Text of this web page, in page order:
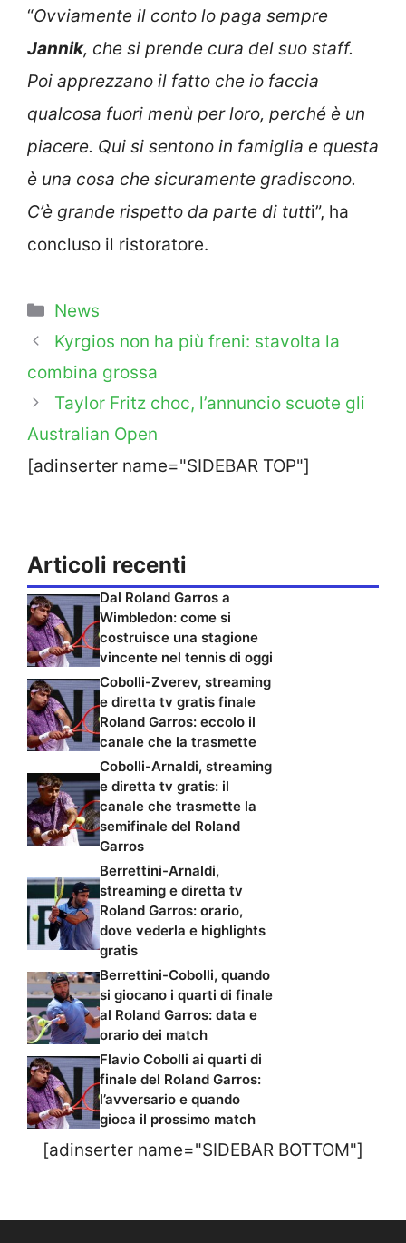
“Ovviamente il conto lo paga sempre
Jannik, che si prende cura del suo staff.
Poi apprezzano il fatto che io faccia
qualcosa fuori menù per loro, perché è un
piacere. Qui si sentono in famiglia e questa
è una cosa che sicuramente gradiscono.
C’è grande rispetto da parte di tutti”, ha
concluso il ristoratore.
Categorie
News
Kyrgios non ha più freni: stavolta la
combina grossa
Taylor Fritz choc, l’annuncio scuote gli
Australian Open
[adinserter name="SIDEBAR TOP"]
Articoli recenti
Dal Roland Garros a
Wimbledon: come si
costruisce una stagione
vincente nel tennis di oggi
Cobolli-Zverev, streaming
e diretta tv gratis finale
Roland Garros: eccolo il
canale che la trasmette
Cobolli-Arnaldi, streaming
e diretta tv gratis: il
canale che trasmette la
semifinale del Roland
Garros
Berrettini-Arnaldi,
streaming e diretta tv
Roland Garros: orario,
dove vederla e highlights
gratis
Berrettini-Cobolli, quando
si giocano i quarti di finale
al Roland Garros: data e
orario dei match
Flavio Cobolli ai quarti di
finale del Roland Garros:
l’avversario e quando
gioca il prossimo match
[adinserter name="SIDEBAR BOTTOM"]